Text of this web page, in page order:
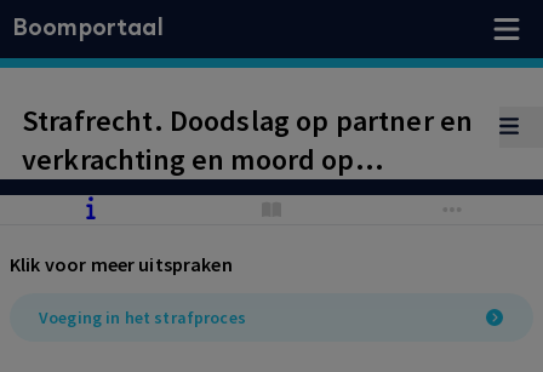
Boomportaal
Strafrecht. Doodslag op partner en
verkrachting en moord op
stiefdochter. Afwijzing vorderingen
toewijzing van vordering voor
vergoeding shockschade zoon van
Klik voor meer uitspraken
Voeging in het strafproces